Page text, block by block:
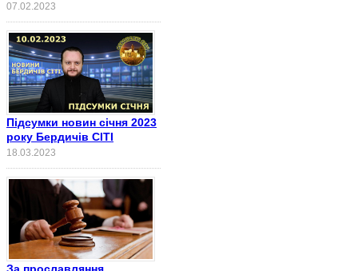
07.02.2023
Підсумки новин січня 2023
року Бердичів СІТІ
18.03.2023